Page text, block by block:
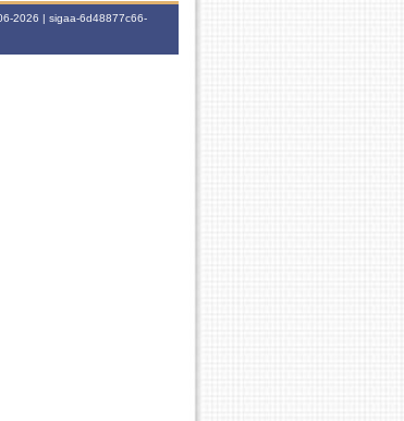
2026 | sigaa-6d48877c66-